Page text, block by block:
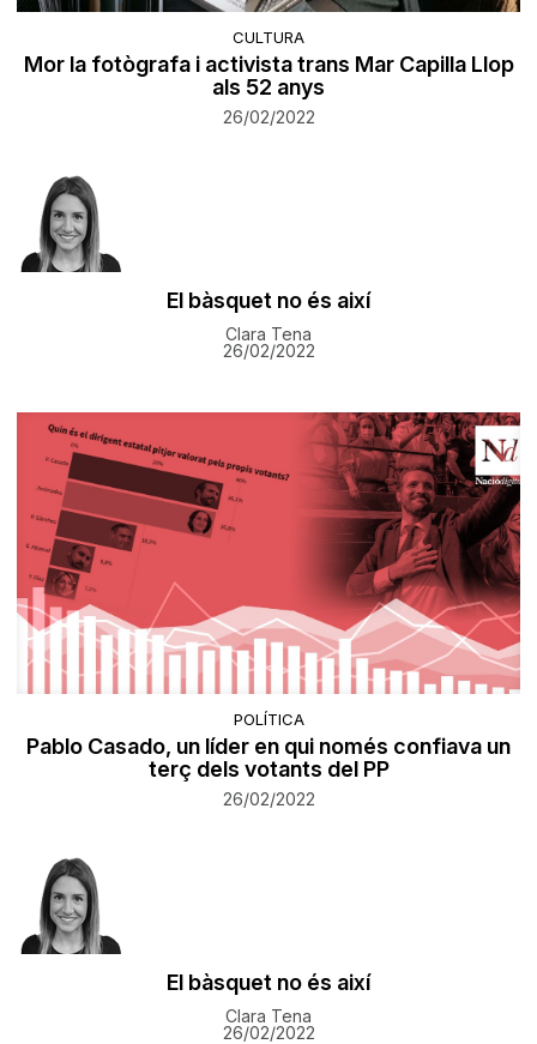
CULTURA
Mor la fotògrafa i activista trans Mar Capilla Llop
als 52 anys
26/02/2022
El bàsquet no és així
Clara Tena
26/02/2022
POLÍTICA
Pablo Casado, un líder en qui només confiava un
terç dels votants del PP
26/02/2022
El bàsquet no és així
Clara Tena
26/02/2022